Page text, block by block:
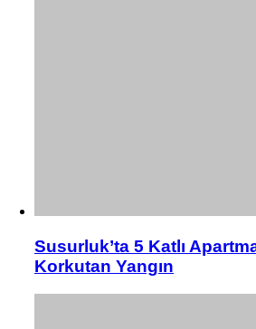
Susurluk’ta 5 Katlı
Korkutan Yangın